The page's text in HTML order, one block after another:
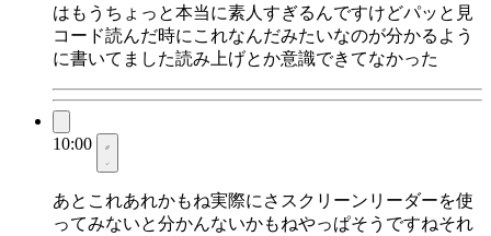
はもうちょっと本当に素人すぎるんですけどパッと見
コード読んだ時にこれなんだみたいなのが分かるよう
に書いてました読み上げとか意識できてなかった
10:00
あとこれあれかもね実際にさスクリーンリーダーを使
ってみないと分かんないかもねやっぱそうですねそれ